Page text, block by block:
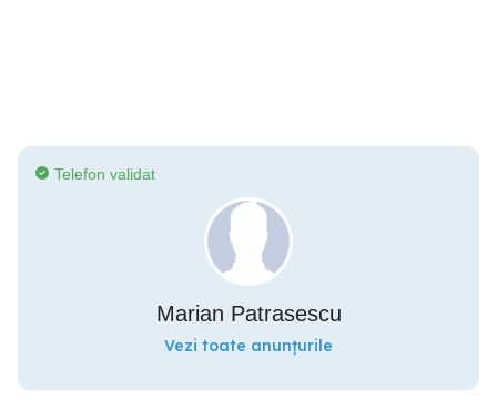
Telefon validat
Marian Patrasescu
Vezi toate anunțurile